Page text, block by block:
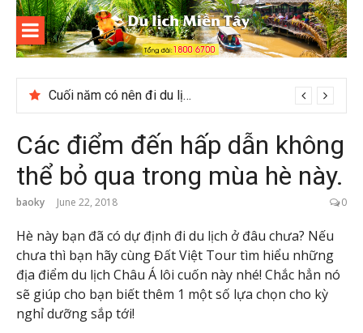
Skip
content
Du lịch
Miền Tây
Cuối năm có nên đi du lịch Phú Quốc không?
Các điểm đến hấp dẫn không
thể bỏ qua trong mùa hè này.
baoky June 22, 2018 0
Hè này bạn đã có dự định đi du lịch ở đâu chưa? Nếu
chưa thì bạn hãy cùng Đất Việt Tour tìm hiểu những
địa điểm du lịch Châu Á lôi cuốn này nhé! Chắc hẳn nó
sẽ giúp cho bạn biết thêm 1 một số lựa chọn cho kỳ
nghỉ dưỡng sắp tới!